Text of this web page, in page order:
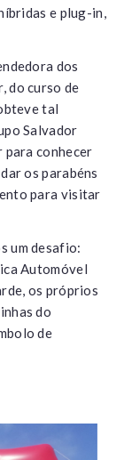
e plug-in,
dos
do curso de
tal
Salvador
para conhecer
os parabéns
para visitar
um desafio:
Automóvel
os próprios
do
de